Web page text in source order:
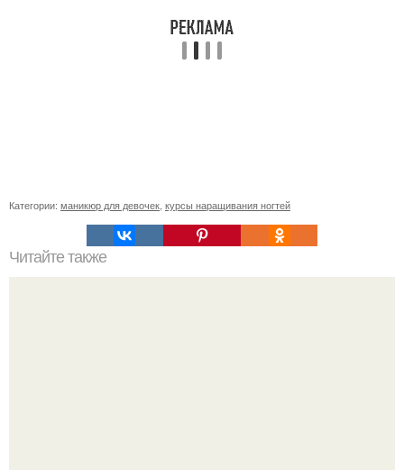
Категории: маникюр для девочек курсы наращивания ногтей
Читайте также